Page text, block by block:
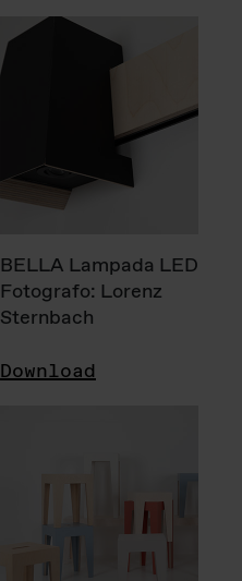
BELLA Lampada LED
Fotografo: Lorenz
Sternbach
Download